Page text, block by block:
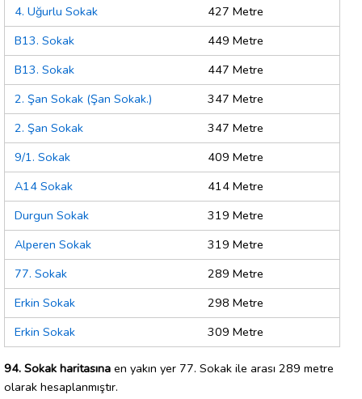
4. Uğurlu Sokak
427 Metre
B13. Sokak
449 Metre
B13. Sokak
447 Metre
2. Şan Sokak (Şan Sokak.)
347 Metre
2. Şan Sokak
347 Metre
9/1. Sokak
409 Metre
A14 Sokak
414 Metre
Durgun Sokak
319 Metre
Alperen Sokak
319 Metre
77. Sokak
289 Metre
Erkin Sokak
298 Metre
Erkin Sokak
309 Metre
94. Sokak haritasına en yakın yer 77. Sokak ile arası 289 metre
olarak hesaplanmıştır.